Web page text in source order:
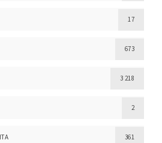
17
673
3 218
2
361